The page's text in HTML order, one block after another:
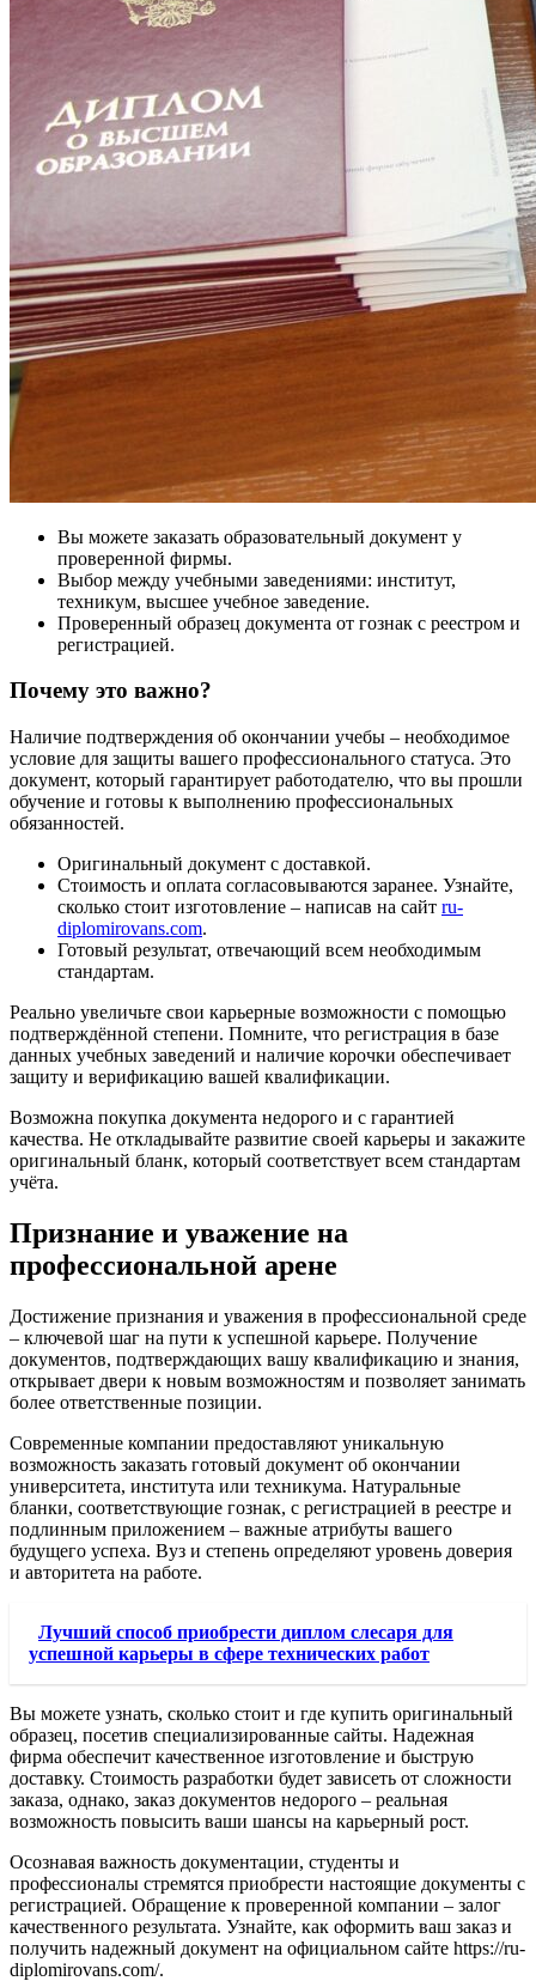
Вы можете заказать образовательный документ у
проверенной фирмы.
Выбор между учебными заведениями: институт,
техникум, высшее учебное заведение.
Проверенный образец документа от гознак с реестром и
регистрацией.
Почему это важно?
Наличие подтверждения об окончании учебы – необходимое
условие для защиты вашего профессионального статуса. Это
документ, который гарантирует работодателю, что вы прошли
обучение и готовы к выполнению профессиональных
обязанностей.
Оригинальный документ с доставкой.
Стоимость и оплата согласовываются заранее. Узнайте,
сколько стоит изготовление – написав на сайт ru-
diplomirovans.com.
Готовый результат, отвечающий всем необходимым
стандартам.
Реально увеличьте свои карьерные возможности с помощью
подтверждённой степени. Помните, что регистрация в базе
данных учебных заведений и наличие корочки обеспечивает
защиту и верификацию вашей квалификации.
Возможна покупка документа недорого и с гарантией
качества. Не откладывайте развитие своей карьеры и закажите
оригинальный бланк, который соответствует всем стандартам
учёта.
Признание и уважение на
профессиональной арене
Достижение признания и уважения в профессиональной среде
– ключевой шаг на пути к успешной карьере. Получение
документов, подтверждающих вашу квалификацию и знания,
открывает двери к новым возможностям и позволяет занимать
более ответственные позиции.
Современные компании предоставляют уникальную
возможность заказать готовый документ об окончании
университета, института или техникума. Натуральные
бланки, соответствующие гознак, с регистрацией в реестре и
подлинным приложением – важные атрибуты вашего
будущего успеха. Вуз и степень определяют уровень доверия
и авторитета на работе.
Лучший способ приобрести диплом слесаря для
успешной карьеры в сфере технических работ
Вы можете узнать, сколько стоит и где купить оригинальный
образец, посетив специализированные сайты. Надежная
фирма обеспечит качественное изготовление и быструю
доставку. Стоимость разработки будет зависеть от сложности
заказа, однако, заказ документов недорого – реальная
возможность повысить ваши шансы на карьерный рост.
Осознавая важность документации, студенты и
профессионалы стремятся приобрести настоящие документы с
регистрацией. Обращение к проверенной компании – залог
качественного результата. Узнайте, как оформить ваш заказ и
получить надежный документ на официальном сайте https://ru-
diplomirovans.com/.